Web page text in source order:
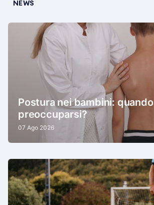
NEWS
Postura nei bambini:
preoccuparsi?
07 Ago 2026